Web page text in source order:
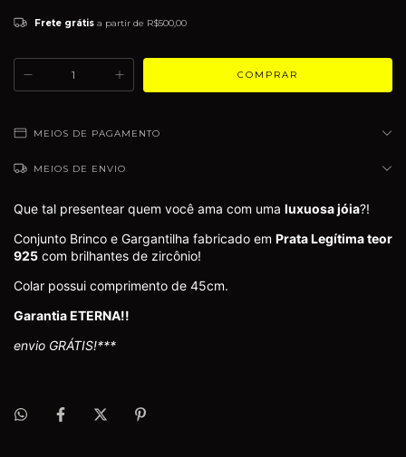
Frete grátis a partir de R$500,00
MEIOS DE PAGAMENTO
MEIOS DE ENVIO
Que tal presentear quem você ama com uma luxuosa jóia?!
Conjunto Brinco e Gargantilha fabricado em Prata Legítima teor
925 com brilhantes de zircônio!
Colar possui comprimento de 45cm.
Garantia ETERNA!!
envio GRÁTIS!***